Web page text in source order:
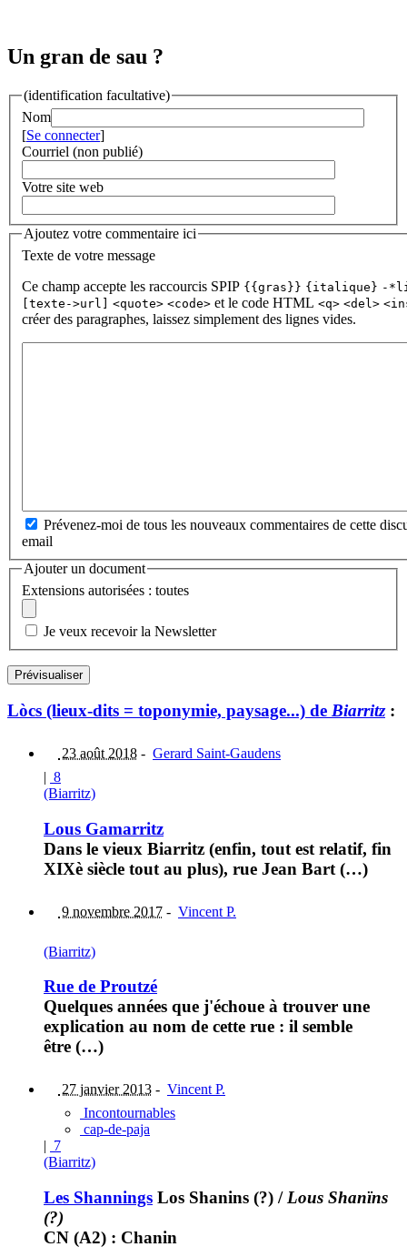
Un gran de sau ?
(identification facultative)
Nom
[Se connecter]
Courriel (non publié)
Votre site web
Ajoutez votre commentaire ici
Texte de votre message
Ce champ accepte les raccourcis SPIP {{gras}} {italique} -
[texte->url]
<quote> <code> et le code HTML <q> <del>
créer des paragraphes, laissez simplement des lignes vides.
Prévenez-moi de tous les nouveaux commentaires de cette
email
Ajouter un document
Extensions autorisées : toutes
Je veux recevoir la Newsletter
Lòcs (lieux-dits = toponymie, paysage...) de Biarritz:
23 août 2018 - Gerard Saint-Gaudens
| 8
(Biarritz)
Lous Gamarritz
Dans le vieux Biarritz (enfin, tout est relatif, fin
XIXè siècle tout au plus), rue Jean Bart (…)
9 novembre 2017 - Vincent P.
(Biarritz)
Rue de Proutzé
Quelques années que j'échoue à trouver une
explication au nom de cette rue : il semble
être (…)
27 janvier 2013 - Vincent P.
Incontournables
cap-de-paja
| 7
(Biarritz)
Les Shannings Los Shanins (?) / Lous Shanïns
(?)
CN (A2) : Chanin